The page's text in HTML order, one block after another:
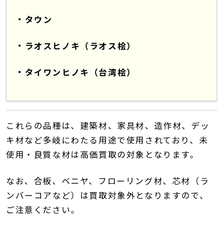
タウン
ラオスヒノキ（ラオス桧）
タイワンヒノキ（台湾桧）
これらの品種は、建築材、家具材、造作材、デッ
キ材など多岐にわたる用途で使用されており、未
使用・良質な材は高価買取の対象となります。
なお、合板、ベニヤ、フローリング材、芯材（ラ
ンバーコアなど）は買取対象外となりますので、
ご注意ください。